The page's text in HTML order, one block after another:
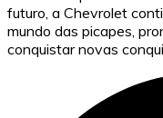
futuro, a Chevrolet
mundo das picapes,
conquistar novas